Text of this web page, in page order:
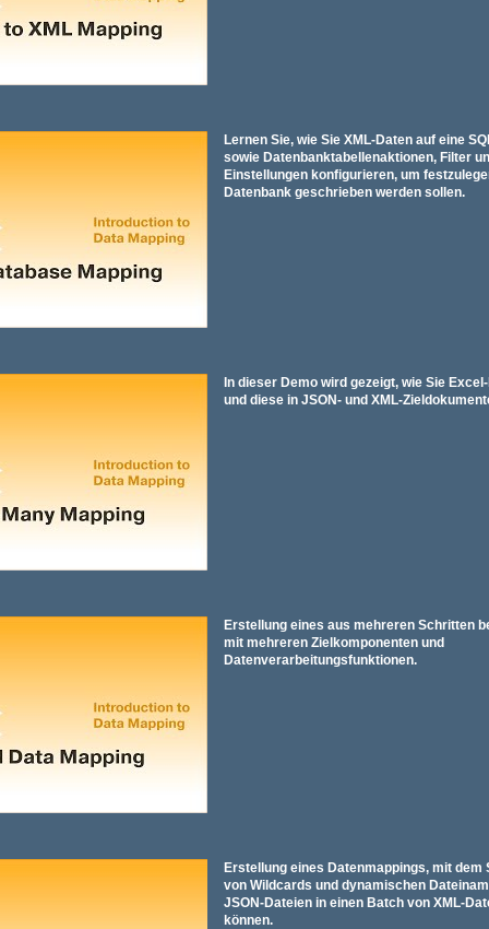
Lernen Sie, wie Sie XML-Daten auf eine
sowie Datenbanktabellenaktionen, Filter
Einstellungen konfigurieren, um
Datenbank geschrieben werden sollen.
In dieser Demo wird gezeigt, wie Sie
und diese in JSON- und XML-
Erstellung eines aus mehreren Schritten
mit mehreren Zielkomponenten und
Datenverarbeitungsfunktionen.
Erstellung eines Datenmappings, mit dem
von Wildcards und dynamischen
JSON-Dateien in einen Batch von XML-
können.